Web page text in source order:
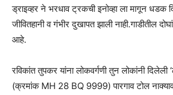
ड्राइव्हर ने भरधाव ट्रकची इनोव्हा ला मागून धडक
जीवितहानी व गंभीर दुखापत झाली नाही.गाडीतील
आहे.
रविकांत तुपकर यांना लोकवर्गणी तुन लोकांनी दिलेली
(क्रमांक MH 28 BQ 9999) पारगाव टोल